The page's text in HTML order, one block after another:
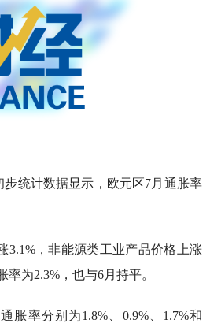
统计数据显示，欧元区7月通胀率
3.1%，非能源类工业产品价格上涨
为2.3%，也与6月持平。
率分别为1.8%、0.9%、1.7%和